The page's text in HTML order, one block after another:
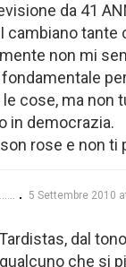
da 41
cambiano tante
non mi
cose, ma non
in democrazia.
rose e non ti
5 Settembre 2010
dal
qualcuno che si